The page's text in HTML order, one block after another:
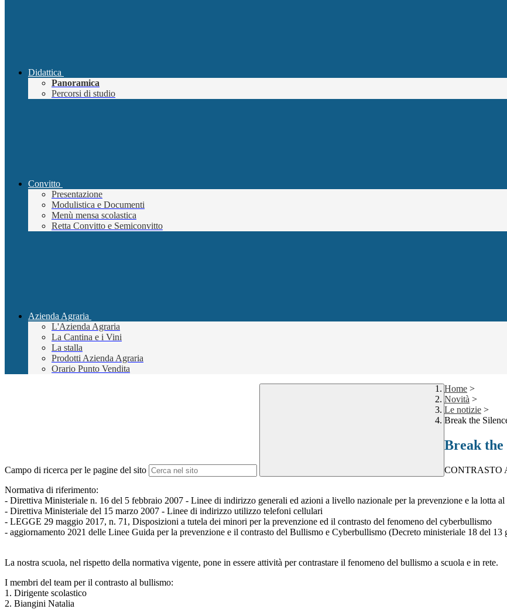
Didattica
Panoramica
Percorsi di studio
Convitto
Presentazione
Modulistica e Documenti
Menù mensa scolastica
Retta Convitto e Semiconvitto
Azienda Agraria
L'Azienda Agraria
La Cantina e i Vini
La stalla
Prodotti Azienda Agraria
Orario Punto Vendita
Campo di ricerca per le pagine del sito
Home >
Novità >
Le notizie >
Break the
Break the
CONTRASTO
Normativa di riferimento:
- Direttiva Ministeriale n. 16 del 5 febbraio 2007 - Linee di indirizzo generali ed azioni a livello nazionale per la prevenzione e la lotta
- Direttiva Ministeriale del 15 marzo 2007 - Linee di indirizzo utilizzo telefoni cellulari
- LEGGE 29 maggio 2017, n. 71, Disposizioni a tutela dei minori per la prevenzione ed il contrasto del fenomeno del cyberbullismo
- aggiornamento 2021 delle Linee Guida per la prevenzione e il contrasto del Bullismo e Cyberbullismo (Decreto ministeriale 18 del
La nostra scuola, nel rispetto della normativa vigente, pone in essere attività per contrastare il fenomeno del bullismo a scuola e in rete.
I membri del team per il contrasto al bullismo:
1. Dirigente scolastico
2. Biangini Natalia